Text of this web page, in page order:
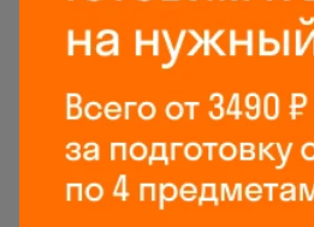
Если же остановиться на
можно будет выбрать один